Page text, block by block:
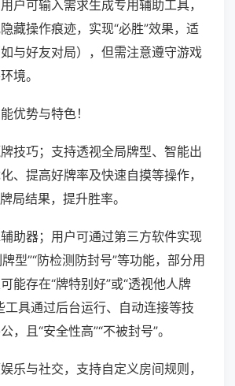
户可输入需求生成专用辅助工具，
藏操作痕迹，实现“必胜”效果，适
与好友对局），但需注意遵守游戏
境。
优势与特色！
技巧；支持透视全局牌型、智能出
、提高好牌率及快速自摸等操作，
局结果，提升胜率。
助器；用户可通过第三方软件实现
型”“防检测防封号”等功能，部分用
能存在“牌特别好”或“透视他人牌
工具通过后台运行、自动连接等技
，且“安全性高”“不被封号”。
乐与社交，支持自定义房间规则，